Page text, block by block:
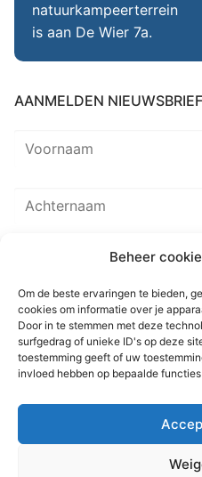
Beheer
Om de beste ervaringen te bieden,
cookies om informatie over je
Door in te stemmen met deze
surfgedrag of unieke ID's op deze
toestemming geeft of uw
invloed hebben op bepaalde
natuurkampeerterrein
is aan De Wier 7a.
AANMELDEN NIEUWSBRIEF
Home